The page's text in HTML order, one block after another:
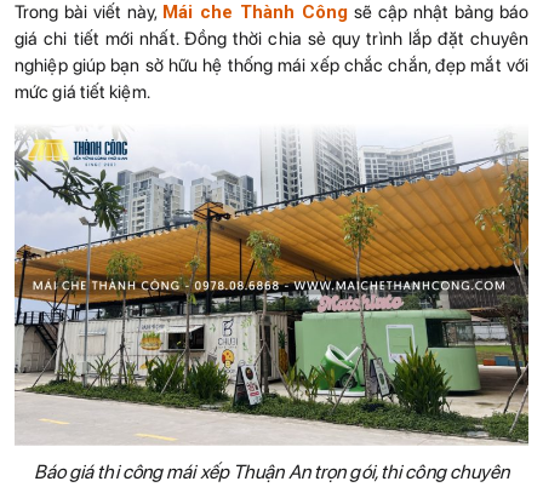
Trong bài viết này, Mái che Thành Công sẽ cập nhật bảng báo
giá chi tiết mới nhất. Đồng thời chia sẻ quy trình lắp đặt chuyên
nghiệp giúp bạn sở hữu hệ thống mái xếp chắc chắn, đẹp mắt với
mức giá tiết kiệm.
Báo giá thi công mái xếp Thuận An trọn gói, thi công chuyên